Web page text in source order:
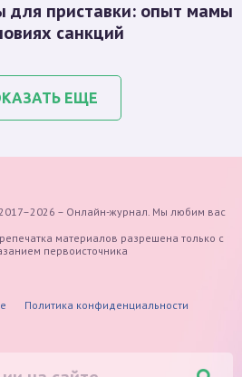
для приставки: опыт мамы
санкций
ЕЩЕ
– Онлайн-журнал. Мы любим вас
материалов разрешена только с
первоисточника
Политика конфиденциальности